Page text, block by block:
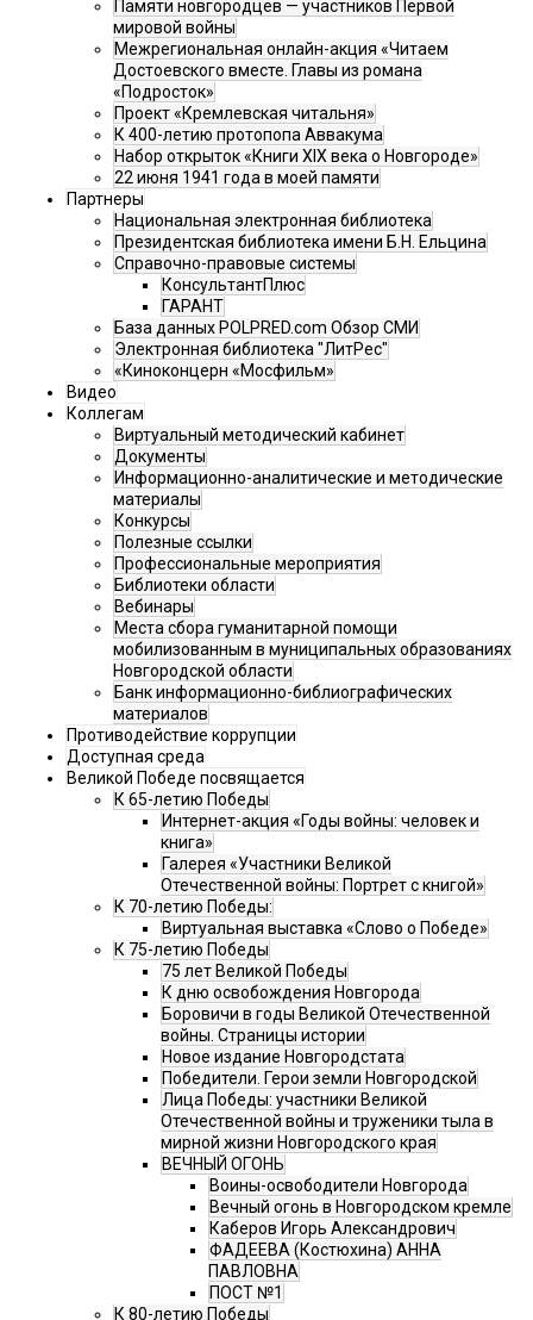
Памяти новгородцев — участников Первой
мировой войны
Межрегиональная онлайн-акция «Читаем
Достоевского вместе. Главы из романа
«Подросток»
Проект «Кремлевская читальня»
К 400-летию протопопа Аввакума
Набор открыток «Книги XIX века о Новгороде»
22 июня 1941 года в моей памяти
Партнеры
Национальная электронная библиотека
Президентская библиотека имени Б.Н. Ельцина
Справочно-правовые системы
КонсультантПлюс
ГАРАНТ
База данных POLPRED.com Обзор СМИ
Электронная библиотека "ЛитРес"
«Киноконцерн «Мосфильм»
Видео
Коллегам
Виртуальный методический кабинет
Документы
Информационно-аналитические и методические
материалы
Конкурсы
Полезные ссылки
Профессиональные мероприятия
Библиотеки области
Вебинары
Места сбора гуманитарной помощи
мобилизованным в муниципальных образованиях
Новгородской области
Банк информационно-библиографических
материалов
Противодействие коррупции
Доступная среда
Великой Победе посвящается
К 65-летию Победы
Интернет-акция «Годы войны: человек и
книга»
Галерея «Участники Великой
Отечественной войны: Портрет с книгой»
К 70-летию Победы:
Виртуальная выставка «Слово о Победе»
К 75-летию Победы
75 лет Великой Победы
К дню освобождения Новгорода
Боровичи в годы Великой Отечественной
войны. Страницы истории
Новое издание Новгородстата
Победители. Герои земли Новгородской
Лица Победы: участники Великой
Отечественной войны и труженики тыла в
мирной жизни Новгородского края
ВЕЧНЫЙ ОГОНЬ
Воины-освободители Новгорода
Вечный огонь в Новгородском кремле
Каберов Игорь Александрович
ФАДЕЕВА (Костюхина) АННА
ПАВЛОВНА
ПОСТ №1
К 80-летию Победы